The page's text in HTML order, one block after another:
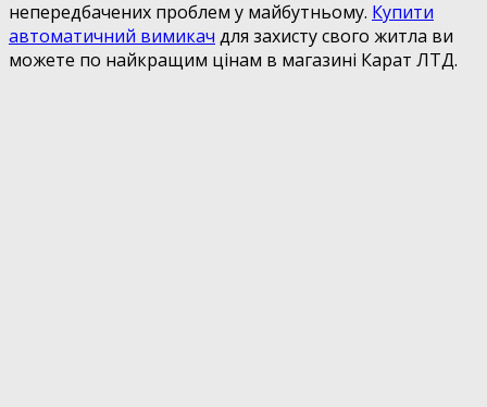
непередбачених проблем у майбутньому. Купити
автоматичний вимикач для захисту свого житла ви
можете по найкращим цінам в магазині Карат ЛТД.